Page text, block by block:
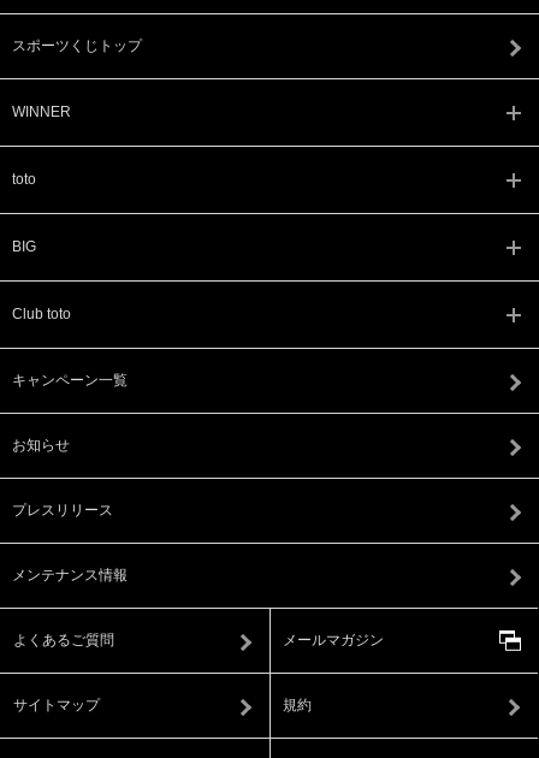
スポーツくじトップ
WINNER
toto
BIG
Club toto
キャンペーン一覧
お知らせ
プレスリリース
メンテナンス情報
よくあるご質問 メールマガジン
サイトマップ 規約